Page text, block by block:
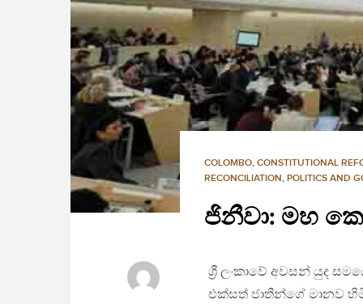
COLOMBO, CONSTITUTIONAL
RECONCILIATION, POLITICS AND
ජිනීවා: මහ
ශ්‍රී ලංකාවේ අවසන් යුද
එක්සත් ජාතීන්ගේ මානව